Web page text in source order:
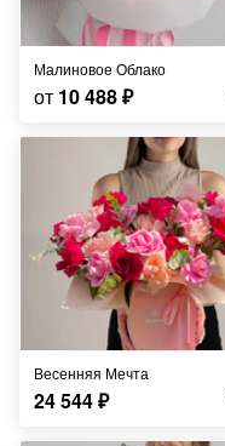
Малиновое Облако
от 10 488₽
Весенняя Мечта
24 544₽